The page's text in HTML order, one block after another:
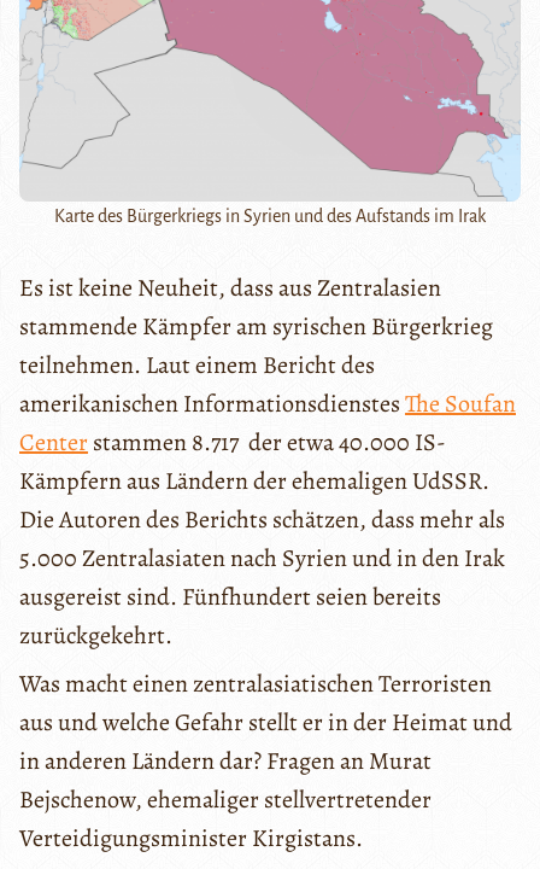
Karte des Bürgerkriegs in Syrien und des Aufstands im Irak
Es ist keine Neuheit, dass aus Zentralasien
stammende Kämpfer am syrischen Bürgerkrieg
teilnehmen. Laut einem Bericht des
amerikanischen InformationsdienstesThe Soufan
Centerstammen 8.717 der etwa 40.000 IS-
Kämpfern aus Ländern der ehemaligen UdSSR.
Die Autoren des Berichts schätzen, dass mehr als
5.000 Zentralasiaten nach Syrien und in den Irak
ausgereist sind. Fünfhundert seien bereits
zurückgekehrt.
Was macht einen zentralasiatischen Terroristen
aus und welche Gefahr stellt er in der Heimat und
in anderen Ländern dar? Fragen an Murat
Bejschenow, ehemaliger stellvertretender
Verteidigungsminister Kirgistans.